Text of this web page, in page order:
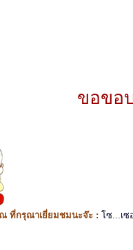
ขอขอ
ที่กรุณาเยี่ยมชมนะจ๊ะ : โซ...เซ